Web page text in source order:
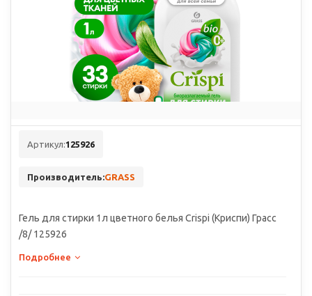
Артикул:125926
Производитель:GRASS
Гель для стирки 1л цветного белья Crispi (Криспи) Грасс
/8/ 125926
Подробнее